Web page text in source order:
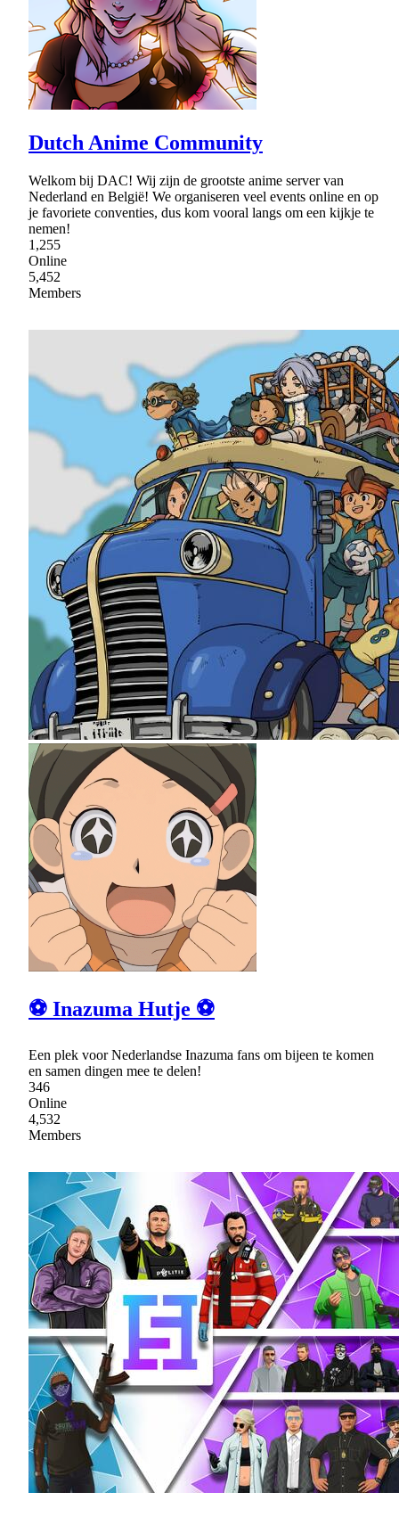
Dutch Anime Community
Welkom bij DAC! Wij zijn de grootste anime server van
Nederland en België! We organiseren veel events online en op
je favoriete conventies, dus kom vooral langs om een kijkje te
nemen!
1,255
Online
5,452
Members
⚽ Inazuma Hutje ⚽
Een plek voor Nederlandse Inazuma fans om bijeen te komen
en samen dingen mee te delen!
346
Online
4,532
Members